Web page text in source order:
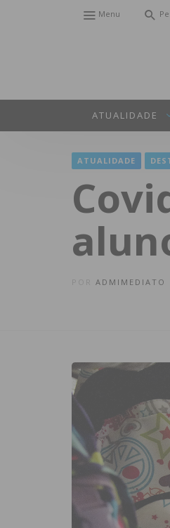
Menu
ATUALIDADE
ATUALIDADE
ADMIMEDIATO